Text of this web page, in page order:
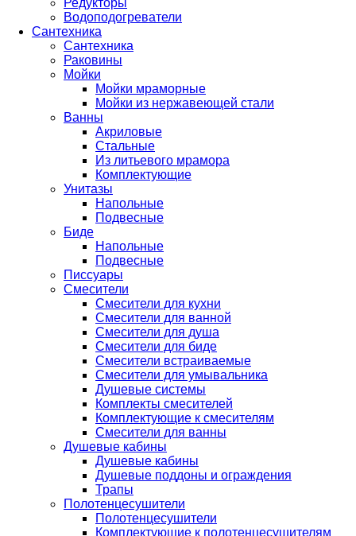
Редукторы
Водоподогреватели
Сантехника
Сантехника
Раковины
Мойки
Мойки мраморные
Мойки из нержавеющей стали
Ванны
Акриловые
Стальные
Из литьевого мрамора
Комплектующие
Унитазы
Напольные
Подвесные
Биде
Напольные
Подвесные
Писсуары
Смесители
Смесители для кухни
Смесители для ванной
Смесители для душа
Смесители для биде
Смесители встраиваемые
Смесители для умывальника
Душевые системы
Комплекты смесителей
Комплектующие к смесителям
Смесители для ванны
Душевые кабины
Душевые кабины
Душевые поддоны и ограждения
Трапы
Полотенцесушители
Полотенцесушители
Комплектующие к полотенцесушителям